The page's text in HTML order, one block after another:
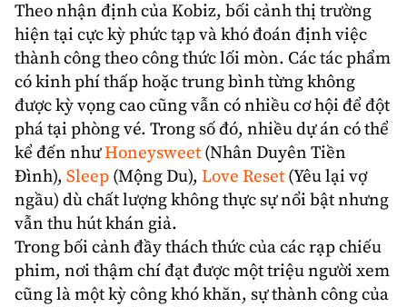
Theo nhận định của Kobiz, bối cảnh thị trường
hiện tại cực kỳ phức tạp và khó đoán định việc
thành công theo công thức lối mòn. Các tác phẩm
có kinh phí thấp hoặc trung bình từng không
được kỳ vọng cao cũng vẫn có nhiều cơ hội để đột
phá tại phòng vé. Trong số đó, nhiều dự án có thể
kể đến nhưHoneysweet (Nhân Duyên Tiền
Đình), Sleep (Mộng Du), Love Reset (Yêu lại vợ
ngầu) dù chất lượng không thực sự nổi bật nhưng
vẫn thu hút khán giả.
Trong bối cảnh đầy thách thức của các rạp chiếu
phim, nơi thậm chí đạt được một triệu người xem
cũng là một kỳ công khó khăn, sự thành công của